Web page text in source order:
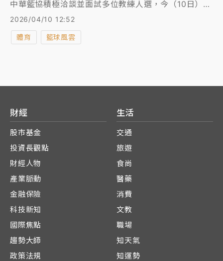
中華籃協積極洽談並面試多位教練人選，今（10日）終
於傳出好消息，籃協發布新聞稿表示，在運動部及國家
運動訓練中心的大力支持下，正式於3月12日簽訂合約
聘任日本籍教練「前田顯藏Kenzo Maeda」(下稱前田
2026/04/10 12:52
體育 籃球風雲
財經
股市基金
投資長觀點
財經人物
產業脈動
金融保險
科技新知
國際焦點
趨勢大師
政策法規
生活
交通
旅遊
食尚
醫藥
消費
文教
職場
知天氣
知運勢